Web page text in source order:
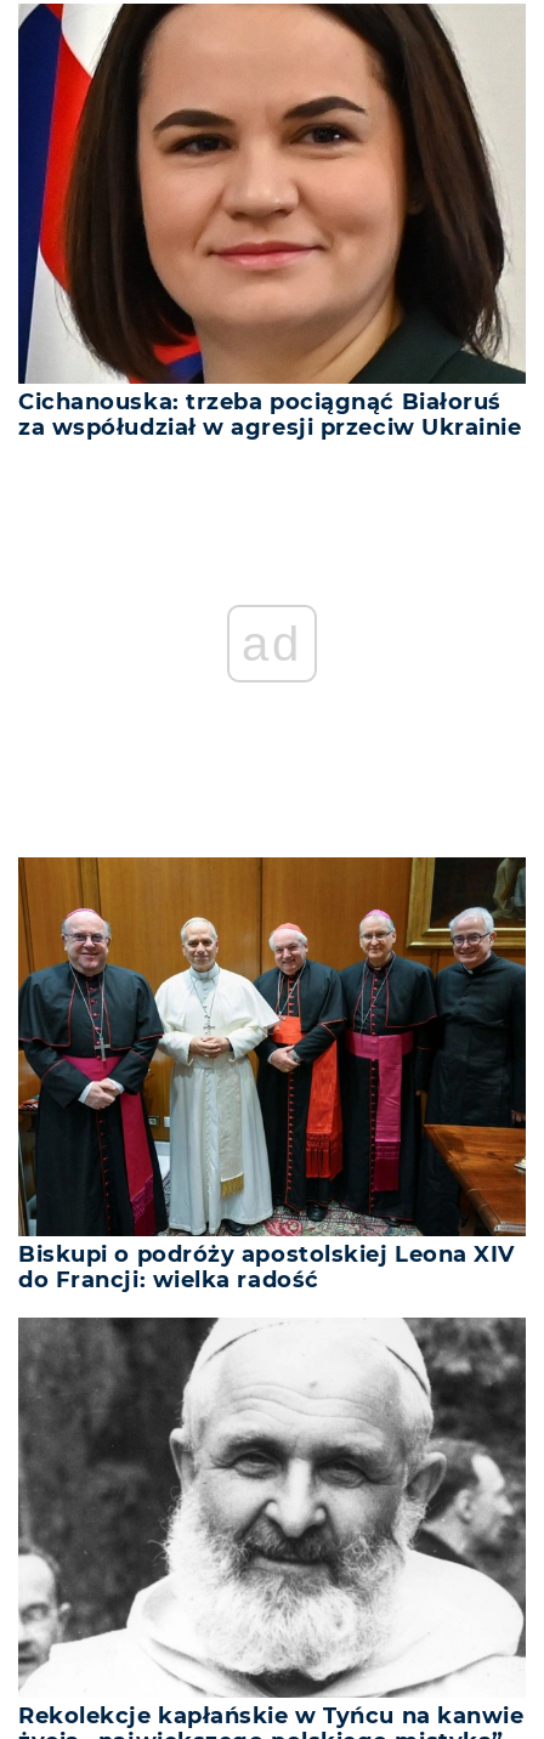
Cichanouska: trzeba pociągnąć Białoruś
za współudział w agresji przeciw Ukrainie
ad
Biskupi o podróży apostolskiej Leona XIV
do Francji: wielka radość
Rekolekcje kapłańskie w Tyńcu na kanwie